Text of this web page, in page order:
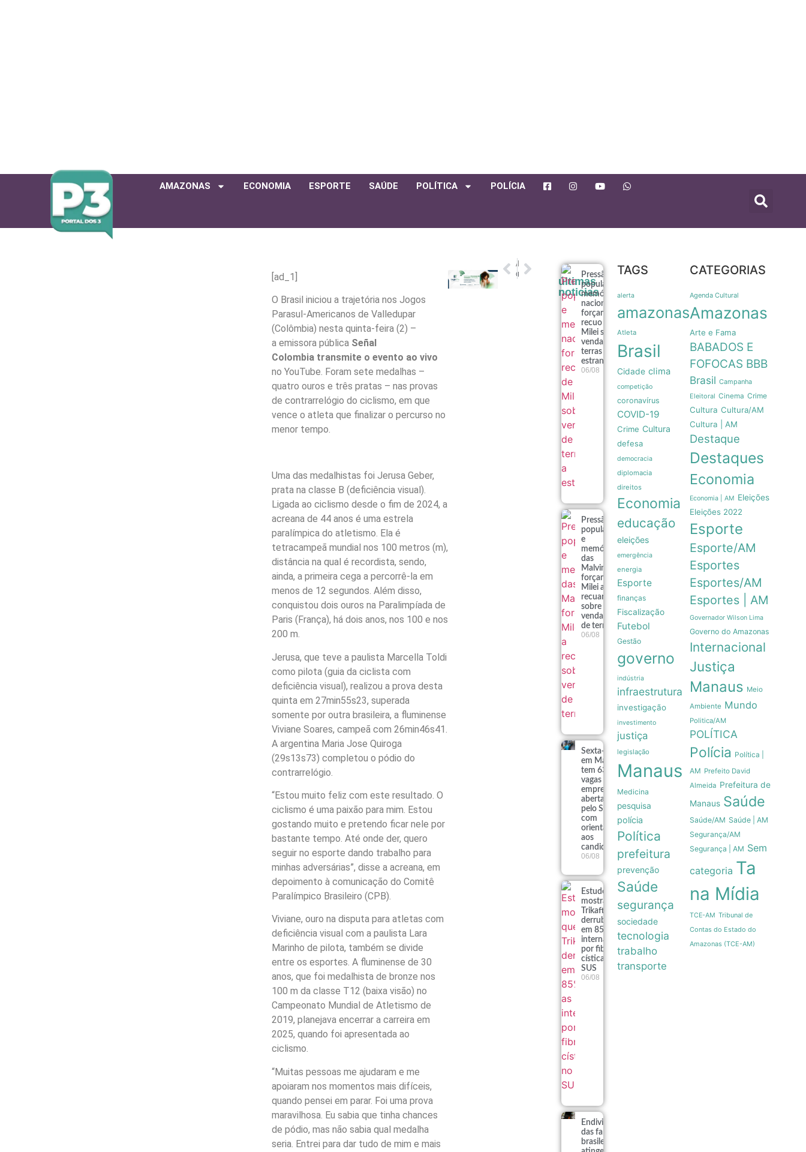
AMAZONAS ECONOMIA ESPORTE SAÚDE POLÍTICA POLÍCIA
[ad_1]
O Brasil iniciou a trajetória nos Jogos
Parasul-Americanos de Valledupar
(Colômbia) nesta quinta-feira (2) –
a emissora pública Señal
Colombia transmite o evento ao vivo
no YouTube. Foram sete medalhas –
quatro ouros e três pratas – nas provas
de contrarrelógio do ciclismo, em que
vence o atleta que finalizar o percurso no
menor tempo.
Uma das medalhistas foi Jerusa Geber,
prata na classe B (deficiência visual).
Ligada ao ciclismo desde o fim de 2024, a
acreana de 44 anos é uma estrela
paralímpica do atletismo. Ela é
tetracampeã mundial nos 100 metros (m),
distância na qual é recordista, sendo,
ainda, a primeira cega a percorrê-la em
menos de 12 segundos. Além disso,
conquistou dois ouros na Paralimpíada de
Paris (França), há dois anos, nos 100 e nos
200 m.
Jerusa, que teve a paulista Marcella Toldi
como pilota (guia da ciclista com
deficiência visual), realizou a prova desta
quinta em 27min55s23, superada
somente por outra brasileira, a fluminense
Viviane Soares, campeã com 26min46s41.
A argentina Maria Jose Quiroga
(29s13s73) completou o pódio do
contrarrelógio.
“Estou muito feliz com este resultado. O
ciclismo é uma paixão para mim. Estou
gostando muito e pretendo ficar nele por
bastante tempo. Até onde der, quero
seguir no esporte dando trabalho para
minhas adversárias”, disse a acreana, em
depoimento à comunicação do Comitê
Paralímpico Brasileiro (CPB).
Viviane, ouro na disputa para atletas com
deficiência visual com a paulista Lara
Marinho de pilota, também se divide
entre os esportes. A fluminense de 30
anos, que foi medalhista de bronze nos
100 m da classe T12 (baixa visão) no
Campeonato Mundial de Atletismo de
2019, planejava encerrar a carreira em
2025, quando foi apresentada ao
ciclismo.
“Muitas pessoas me ajudaram e me
apoiaram nos momentos mais difíceis,
quando pensei em parar. Foi uma prova
maravilhosa. Eu sabia que tinha chances
de pódio, mas não sabia qual medalha
seria. Entrei para dar tudo de mim e mais
ANTERIOR
Comissão da Câmara aprova PEC que cria Fundos para Sul e Sudeste
PRÓXIMO
PM intensifica ações contra o crime organizado no Rio
últimas
noticias
Pressão
popular e
memória
nacional
forçam
recuo de
Milei sobre
venda de
terras a
estrangeiros
06/08
Pressão
popular
e
memória
das
Malvinas
forçam
Milei a
recuar
sobre
venda
de terras
06/08
Sexta-feira
em Manaus
tem 639
vagas de
emprego
abertas
pelo Sine
com
orientações
aos
candidatos
06/08
Estudo
mostra que
Trikafta
derrubou
em 85% as
internações
por fibrose
cística no
SUS
06/08
Endividamento
das famílias
brasileiras
TAGS
alerta
amazonas
Atleta
Brasil
Cidade clima
competição
coronavírus
COVID-19
Crime Cultura
defesa
democracia
diplomacia
direitos
Economia
educação
eleições
emergência
energia
Esporte
finanças
Fiscalização
Futebol
Gestão
governo
indústria
infraestrutura
investigação
investimento
justiça
legislação
Manaus
Medicina
pesquisa
polícia
Política
prefeitura
prevenção
Saúde
segurança
sociedade
tecnologia
trabalho
transporte
CATEGORIAS
Agenda Cultural
Amazonas
Arte e Fama
BABADOS E
FOFOCAS BBB
Brasil Campanha
Eleitoral Cinema Crime
Cultura Cultura/AM
Cultura | AM
Destaque
Destaques
Economia
Economia | AM Eleições
Eleições 2022
Esporte
Esporte/AM
Esportes
Esportes/AM
Esportes | AM
Governador Wilson Lima
Governo do Amazonas
Internacional
Justiça
Manaus Meio
Ambiente Mundo
Politica/AM
POLÍTICA
Polícia Política |
AM Prefeito David
Almeida Prefeitura de
Manaus Saúde
Saúde/AM Saúde | AM
Segurança/AM
Segurança | AM Sem
categoria Ta
na Mídia
TCE-AM Tribunal de
Contas do Estado do
Amazonas (TCE-AM)